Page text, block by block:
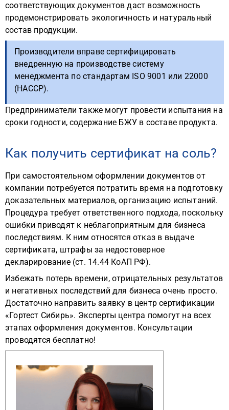
соответствующих документов даст возможность
продемонстрировать экологичность и натуральный
состав продукции.
Производители вправе сертифицировать
внедренную на производстве систему
менеджмента по стандартам ISO 9001 или 22000
(HACCP).
Предприниматели также могут провести испытания на
сроки годности, содержание БЖУ в составе продукта.
Как получить сертификат на соль?
При самостоятельном оформлении документов от
компании потребуется потратить время на подготовку
доказательных материалов, организацию испытаний.
Процедура требует ответственного подхода, поскольку
ошибки приводят к неблагоприятным для бизнеса
последствиям. К ним относятся отказ в выдаче
сертификата, штрафы за недостоверное
декларирование (ст. 14.44 КоАП РФ).
Избежать потерь времени, отрицательных результатов
и негативных последствий для бизнеса очень просто.
Достаточно направить заявку в центр сертификации
«Гортест Сибирь». Эксперты центра помогут на всех
этапах оформления документов. Консультации
проводятся бесплатно!